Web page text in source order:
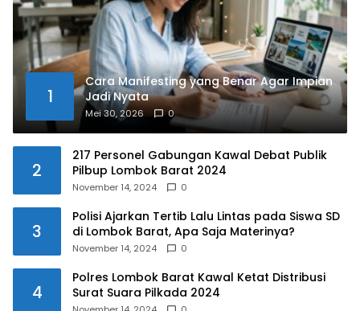
1
Cara Manifesting yang Benar Agar Impian
Jadi Nyata
Mei 30, 2026 0
2
217 Personel Gabungan Kawal Debat Publik
Pilbup Lombok Barat 2024
November 14, 2024 0
3
Polisi Ajarkan Tertib Lalu Lintas pada Siswa SD
di Lombok Barat, Apa Saja Materinya?
November 14, 2024 0
4
Polres Lombok Barat Kawal Ketat Distribusi
Surat Suara Pilkada 2024